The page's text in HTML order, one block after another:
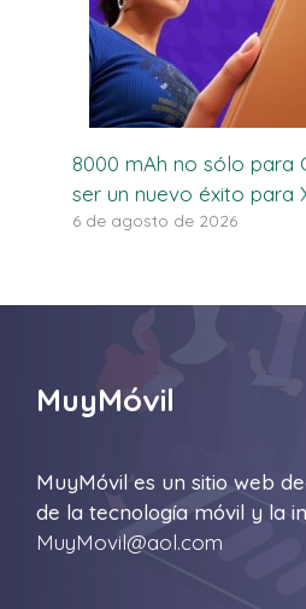
8000 mAh no sólo para
ser un nuevo éxito para
6 de agosto de 2026
MuyMóvil
MuyMóvil es un sitio web
de la tecnología móvil y la
MuyMovil@aol.com